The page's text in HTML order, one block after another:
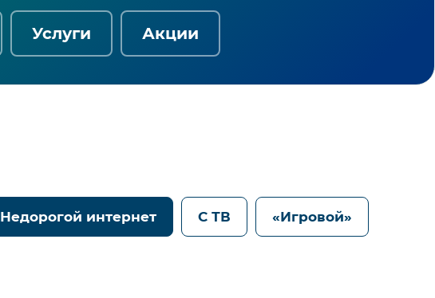
Услуги Акции
Недорогой интернет С ТВ «Игровой»